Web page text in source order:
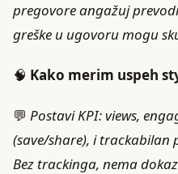
pregovore angažuj
greške u ugovoru mogu
🧠 Kako merim uspeh
💬 Postavi KPI: views,
(save/share), i
Bez trackinga, nema